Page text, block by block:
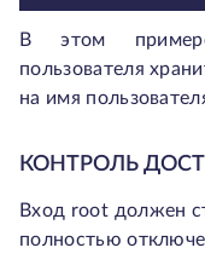
В этом
пользователя
на имя
КОНТРОЛЬ
Вход root должен
полностью